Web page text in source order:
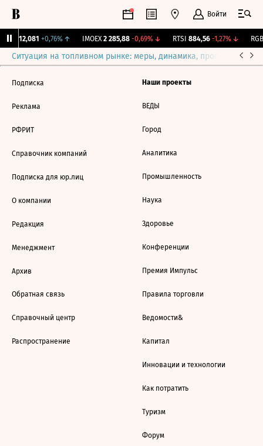
Войти
12,081 +0,76%↑ IMOEX 2 285,88 -0,69%↓ RTSI 884,56 -1,27%↓ RGBI
Ситуация на топливном рынке: меры, динамика, прогнозы
Подписка
Реклама
РФРИТ
Справочник компаний
Подписка для юр.лиц
О компании
Редакция
Менеджмент
Архив
Обратная связь
Справочный центр
Распространение
Наши проекты
ВЕДЫ
Город
Аналитика
Промышленность
Наука
Здоровье
Конференции
Премия Импульс
Правила торговли
Ведомости&
Капитал
Инновации и технологии
Как потратить
Туризм
Форум